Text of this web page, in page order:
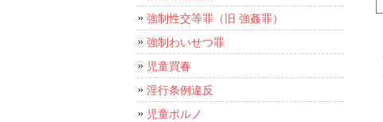
強制性交等罪（旧 強姦罪）
強制わいせつ罪
児童買春
淫行条例違反
児童ポルノ